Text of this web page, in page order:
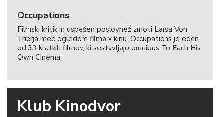
Occupations
Filmski kritik in uspešen poslovnež zmoti Larsa Von
Trierja med ogledom filma v kinu. Occupations je eden
od 33 kratkih filmov, ki sestavljajo omnibus To Each His
Own Cinema.
Klub Kinodvor